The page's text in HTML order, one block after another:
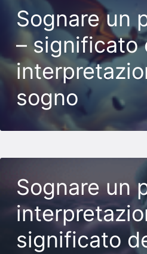
Sognare un
– significato
sogno
Sognare un
significato